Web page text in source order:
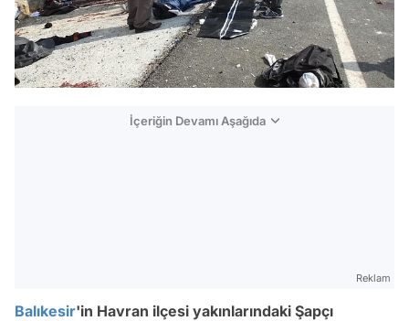
İçeriğin Devamı Aşağıda
Reklam
Balıkesir'in Havran ilçesi yakınlarındaki Şapçı